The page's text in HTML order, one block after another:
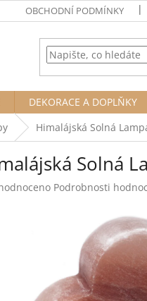
OBCHODNÍ PODMÍNKY
DEKORACE A DOPLŇKY
Himalájská Solná
Solná
Podrobnosti